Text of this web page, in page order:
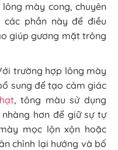
mày cong, chuyên
phần này để điều
giúp gương mặt trông
trường hợp lông mày
sung để tạo cảm giác
, tông màu sử dụng
hơn để giữ sự tự
mọc lộn xộn hoặc
chỉnh lại hướng và bố